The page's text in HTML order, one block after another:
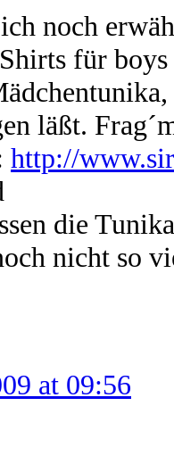
noch
für
läßt.
http://
die
nicht so
at 09:56